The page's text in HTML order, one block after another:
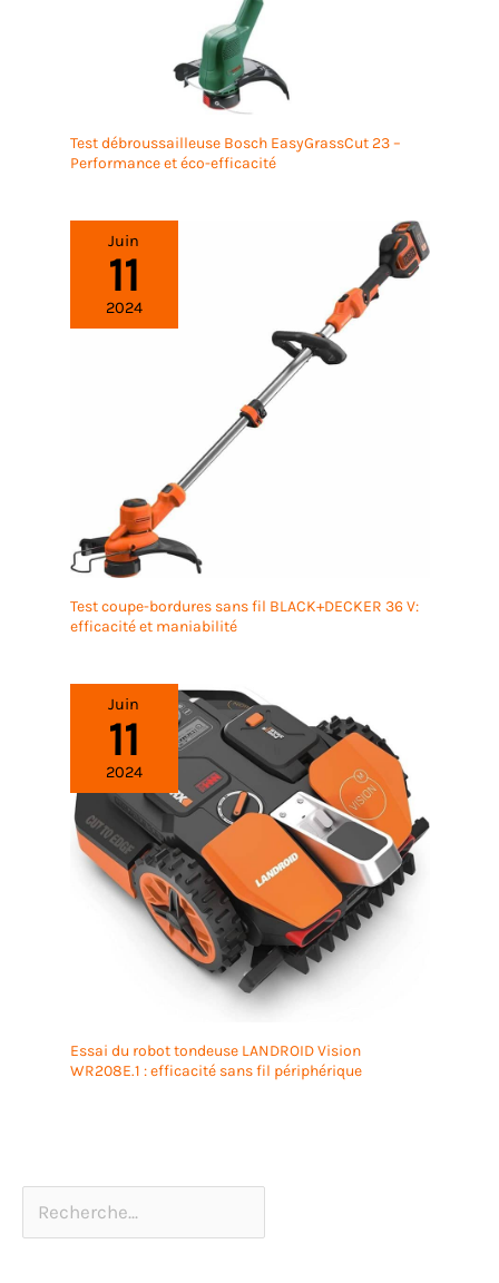
d'inclinaison et le capteur de pluie équipés
permettent au robot tondeuse à gazon d'arrêter de
fonctionner lorsqu'il est soulevé ou lorsqu'il pleut.
En cas d'urgence, un bouton d'arrêt d'urgence est
accessible sur le pour éviter tout accident – pour la
sécurité de vous et votre famille.
Test débroussailleuse Bosch EasyGrassCut 23 –
Performance et éco-efficacité
Juin
11
2024
Test coupe-bordures sans fil BLACK+DECKER 36 V:
efficacité et maniabilité
Juin
11
2024
Essai du robot tondeuse LANDROID Vision
WR208E.1 : efficacité sans fil périphérique